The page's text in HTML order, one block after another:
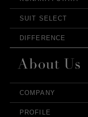
SUIT SELECT
DIFFERENCE
COMPANY
PROFILE